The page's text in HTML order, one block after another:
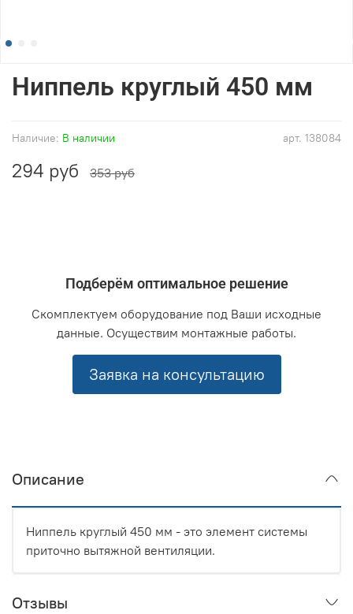
арт. 138084
Наличие: В наличии
Ниппель круглый 450 мм
294 руб 353 руб
Подберём оптимальное решение
Скомплектуем оборудование под Ваши исходные
данные. Осуществим монтажные работы.
Заявка на консультацию
Описание
Ниппель круглый 450 мм - это элемент системы
приточно вытяжной вентиляции.
Отзывы